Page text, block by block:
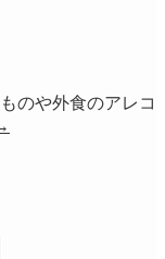
のや外食のアレコ